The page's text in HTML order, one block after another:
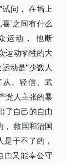
问， 在墙上
'之间有什么
运动， 他断
运动牺牲的大
动是“少数人
从、轻信、武
党人主张的暴
了自己的自由
， 救国和治国
是干不了的，
由又能奉公守